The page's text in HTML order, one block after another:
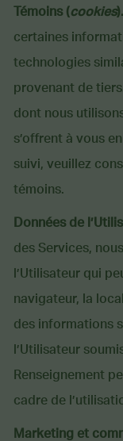
Témoins (cookies).
certaines
technologies
provenant de
dont nous
s’offrent à vous
suivi, veuillez
témoins.
Données de
des Services,
l’Utilisateur qui
navigateur, la
des informations
l’Utilisateur
Renseignement
cadre de
Marketing et